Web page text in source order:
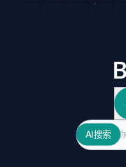
Search
AI搜索